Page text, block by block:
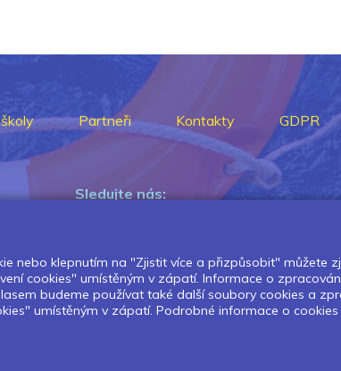
Partneři Kontakty GDPR
Sledujte nás:
chcete dostávat pravidelný
Newsletter kliknětezde.
nebo klepnutím na "Zjistit více a přizpůsobit" můžete
cookies" umístěným v zápatí. Informace o
budeme používat také další soubory cookies a
umístěným v zápatí. Podrobné informace o